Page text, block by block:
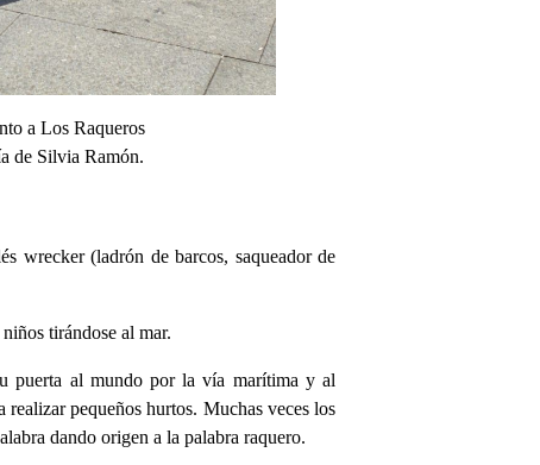
a Los Raqueros
de Silvia Ramón.
wrecker (ladrón de barcos, saqueador de
tirándose al mar.
puerta al mundo por la vía marítima y al
realizar pequeños hurtos. Muchas veces los
dando origen a la palabra raquero.